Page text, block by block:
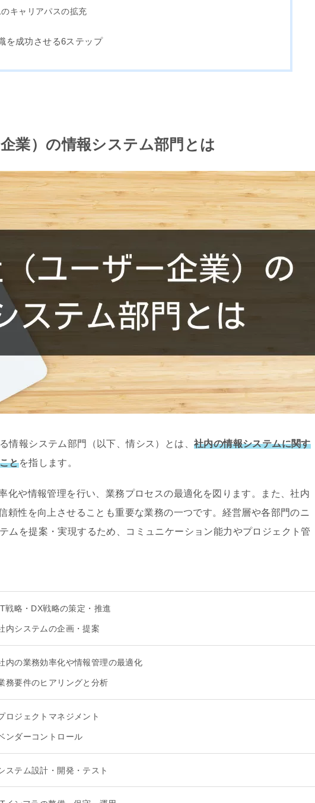
キャリアパスの拡充
を成功させる6ステップ
業）の情報システム部門とは
情報システム部門（以下、情シス）とは、 社内の情報システムに関す
とを指します。
化や情報管理を行い、業務プロセスの最適化を図ります。また、社内
頼性を向上させることも重要な業務の一つです。経営層や各部門のニ
ムを提案・実現するため、コミュニケーション能力やプロジェクト管
戦略・DX戦略の策定・推進
内システムの企画・提案
内の業務効率化や情報管理の最適化
務要件のヒアリングと分析
ロジェクトマネジメント
ンダーコントロール
ステム設計・開発・テスト